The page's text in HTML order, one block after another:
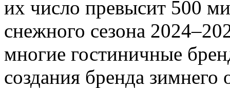
их число превысит 500
снежного сезона
многие гостиничные
создания бренда